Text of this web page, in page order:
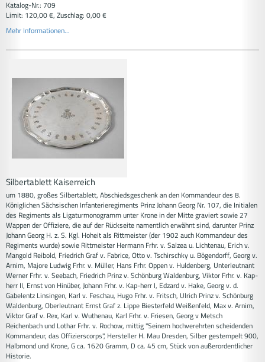
Katalog-Nr.: 709
Limit: 120,00 €, Zuschlag: 0,00 €
Mehr Informationen...
Silbertablett Kaiserreich
um 1880, großes Silbertablett, Abschiedsgeschenk an den Kommandeur des 8.
Königlichen Sächsischen Infanterieregiments Prinz Johann Georg Nr. 107, die Initialen
des Regiments als Ligaturmonogramm unter Krone in der Mitte graviert sowie 27
Wappen der Offiziere, die auf der Rückseite namentlich erwähnt sind, darunter Prinz
Johann Georg H. z. S. Kgl. Hoheit als Rittmeister (der 1902 auch Kommandeur des
Regiments wurde) sowie Rittmeister Hermann Frhr. v. Salzea u. Lichtenau, Erich v.
Mangold Reibold, Friedrich Graf v. Fabrice, Otto v. Tschirschky u. Bögendorff, Georg v.
Arnim, Majore Ludwig Frhr. v. Müller, Hans Frhr. Oppen v. Huldenberg, Unterleutnant
Werner Frhr. v. Seebach, Friedrich Prinz v. Schönburg Waldenburg, Viktor Frhr. v. Kap-
herr II, Ernst von Hinüber, Johann Frhr. v. Kap-herr I, Edzard v. Hake, Georg v. d.
Gabelentz Linsingen, Karl v. Feschau, Hugo Frhr. v. Fritsch, Ulrich Prinz v. Schönburg
Waldenburg, Oberleutnant Ernst Graf z. Lippe Biesterfeld Weißenfeld, Max v. Arnim,
Viktor Graf v. Rex, Karl v. Wuthenau, Karl Frhr. v. Friesen, Georg v Metsch
Reichenbach und Lothar Frhr. v. Rochow, mittig "Seinem hochverehrten scheidenden
Kommandeur, das Offizierscorps", Hersteller H. Mau Dresden, Silber gestempelt 900,
Halbmond und Krone, G ca. 1620 Gramm, D ca. 45 cm, Stück von außerordentlicher
Historie.